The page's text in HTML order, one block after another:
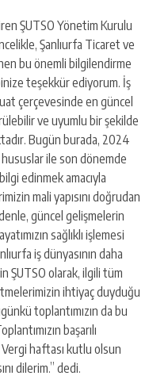
ŞUTSO Yönetim Kurulu
Şanlıurfa Ticaret ve
bu önemli bilgilendirme
teşekkür ediyorum. İş
çerçevesinde en güncel
ve uyumlu bir şekilde
Bugün burada, 2024
hususlar ile son dönemde
edinmek amacıyla
mali yapısını doğrudan
güncel gelişmelerin
sağlıklı işlemesi
iş dünyasının daha
ŞUTSO olarak, ilgili tüm
ihtiyaç duyduğu
toplantımızın da bu
başarılı
haftası kutlu olsun
dilerim.” dedi.